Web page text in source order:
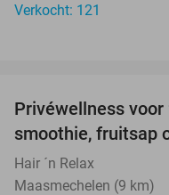
Verkocht: 121
Privéwellness
smoothie, fruitsap
Hair ´n Relax
Maasmechelen (9 km)